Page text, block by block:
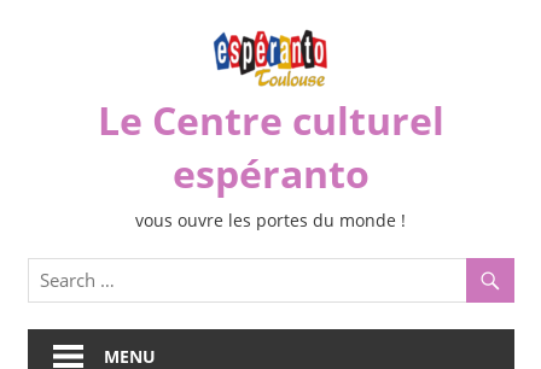
Le Centre culturel
espéranto
vous ouvre les portes du monde !
MENU